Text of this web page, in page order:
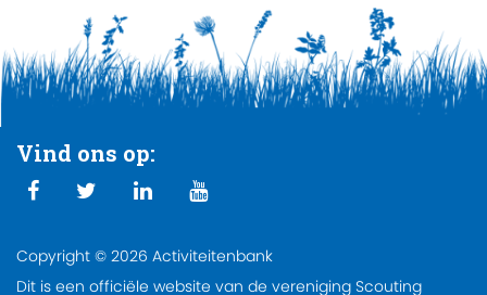
Vind ons op:
Copyright © 2026 Activiteitenbank
Dit is een officiële website van de vereniging Scouting